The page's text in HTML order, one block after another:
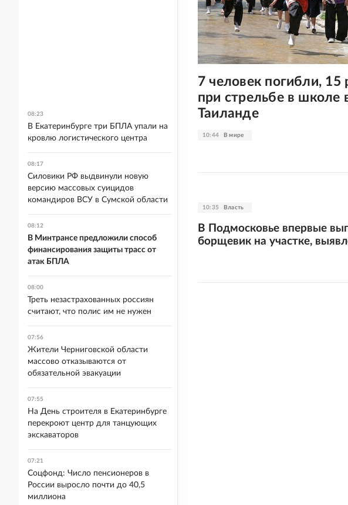
10:44 В мире
7 человек погибли, 15
при стрельбе в школе
Таиланде
10:35 Власть
В Подмосковье впервые
борщевик на участке,
08:23
В Екатеринбурге три БПЛА упали на
кровлю логистического центра
08:17
Силовики РФ выдвинули новую
версию массовых суицидов
командиров ВСУ в Сумской области
08:12
В Минтрансе предложили способ
финансирования защиты трасс от
атак БПЛА
08:00
Треть незастрахованных россиян
считают, что полис им не нужен
07:56
Жители Черниговской области
массово отказываются от
обязательной эвакуации
07:55
На День строителя в Екатеринбурге
перекроют центр для танцующих
экскаваторов
07:21
Соцфонд: Число пенсионеров в
России выросло почти до 40,5
миллиона